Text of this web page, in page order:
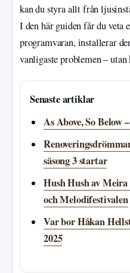
kan du styra allt från
I den här guiden får du veta
programvaran, installerar
vanligaste problemen – utan
Senaste artiklar
As Above, So Below
säsong 3 startar
Hush Hush av
och Melodifestivalen
Var bor Håkan
2025